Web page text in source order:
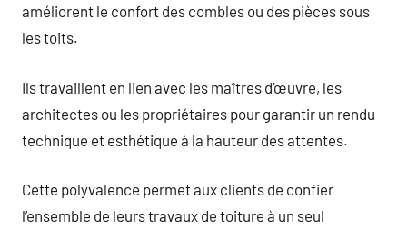
améliorent le confort des combles ou des pièces sous
les toits.
Ils travaillent en lien avec les maîtres d’œuvre, les
architectes ou les propriétaires pour garantir un rendu
technique et esthétique à la hauteur des attentes.
Cette polyvalence permet aux clients de confier
l’ensemble de leurs travaux de toiture à un seul